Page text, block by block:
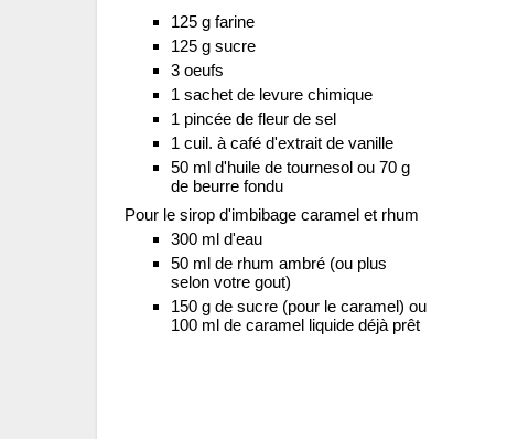
125 g farine
125 g sucre
3 oeufs
1 sachet de levure chimique
1 pincée de fleur de sel
1 cuil. à café d'extrait de vanille
50 ml d'huile de tournesol ou 70 g
de beurre fondu
Pour le sirop d'imbibage caramel et rhum
300 ml d'eau
50 ml de rhum ambré (ou plus
selon votre gout)
150 g de sucre (pour le caramel) ou
100 ml de caramel liquide déjà prêt